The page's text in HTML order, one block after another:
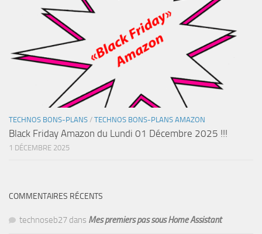
TECHNOS BONS-PLANS / TECHNOS BONS-PLANS AMAZON
Black Friday Amazon du Lundi 01 Décembre 2025 !!!
1 DÉCEMBRE 2025
COMMENTAIRES RÉCENTS
technoseb27 dans Mes premiers pas sous Home Assistant